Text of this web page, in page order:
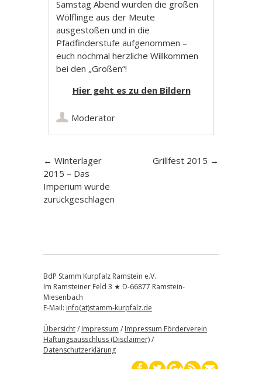
Samstag Abend wurden die großen
Wölflinge aus der Meute
ausgestoßen und in die
Pfadfinderstufe aufgenommen –
euch nochmal herzliche Willkommen
bei den „Großen“!
Hier geht es zu den Bildern
Moderator
Artikel-
Navigation
← Winterlager
2015 – Das
Imperium wurde
zurückgeschlagen
Grillfest 2015 →
BdP Stamm Kurpfalz Ramstein e.V.
Im Ramsteiner Feld 3 ★ D-66877 Ramstein-
Miesenbach
E-Mail: info(at)stamm-kurpfalz.de
Übersicht/ Impressum / Impressum Förderverein
Haftungsausschluss (Disclaimer)/
Datenschutzerklärung